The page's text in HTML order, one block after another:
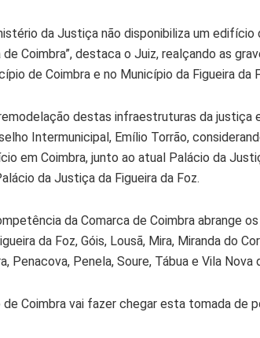
da Justiça não disponibiliza um
Coimbra”, destaca o Juiz, realçando as
de Coimbra e no Município da Figueira da
destas infraestruturas da justiça
Intermunicipal, Emílio Torrão,
em Coimbra, junto ao atual Palácio da
da Justiça da Figueira da Foz.
da Comarca de Coimbra abrange
da Foz, Góis, Lousã, Mira, Miranda do
Penacova, Penela, Soure, Tábua e Vila Nova
Coimbra vai fazer chegar esta tomada de